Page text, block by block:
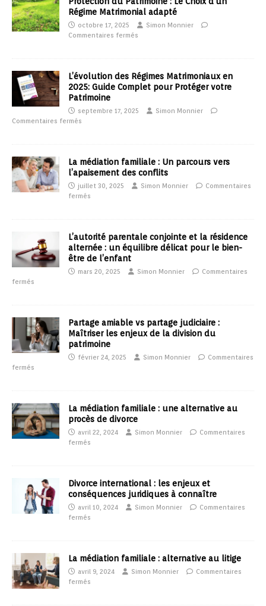
Régime Matrimonial adapté
octobre 17, 2025
Simon Monnier
Commentaires fermés
L’évolution des Régimes Matrimoniaux en
2025: Guide Complet pour Protéger votre
Patrimoine
septembre 17, 2025
Simon Monnier
Commentaires fermés
La médiation familiale : Un parcours vers
l’apaisement des conflits
juillet 30, 2025 Simon Monnier
Commentaires
fermés
L’autorité parentale conjointe et la résidence
alternée : un équilibre délicat pour le bien-
être de l’enfant
mars 20, 2025 Simon Monnier
Commentaires
fermés
Partage amiable vs partage judiciaire :
Maîtriser les enjeux de la division du
patrimoine
février 24, 2025 Simon Monnier
Commentaires
fermés
La médiation familiale : une alternative au
procès de divorce
avril 22, 2024 Simon Monnier
Commentaires
fermés
Divorce international : les enjeux et
conséquences juridiques à connaître
avril 10, 2024 Simon Monnier
Commentaires
fermés
La médiation familiale : alternative au litige
avril 9, 2024 Simon Monnier
Commentaires
fermés